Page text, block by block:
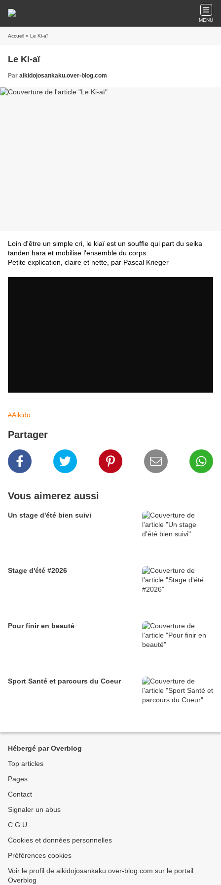
MENU
Accueil » Le Ki-aï
Le Ki-aï
Par aikidojosankaku.over-blog.com
Loin d'être un simple cri, le kiaï est un souffle qui part du seika
tanden hara et mobilise l'ensemble du corps.
Petite explication, claire et nette, par Pascal Krieger
#Aikido
Partager
Vous aimerez aussi
Un stage d'été bien suivi
Stage d'été #2026
Pour finir en beauté
Sport Santé et parcours du Coeur
Hébergé par Overblog
Top articles
Pages
Contact
Signaler un abus
C.G.U.
Cookies et données personnelles
Préférences cookies
Voir le profil de aikidojosankaku.over-blog.com sur le portail
Overblog